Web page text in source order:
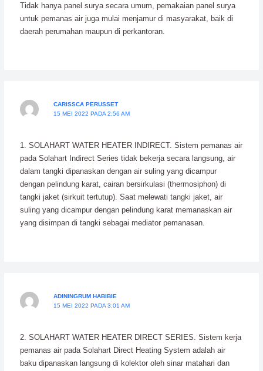
Tidak hanya panel surya secara umum, pemakaian panel surya
untuk pemanas air juga mulai menjamur di masyarakat, baik di
daerah perumahan maupun di perkantoran.
CARISSCA PERUSSET
15 MEI 2022 PADA 2:56 AM
1. SOLAHART WATER HEATER INDIRECT. Sistem pemanas air
pada Solahart Indirect Series tidak bekerja secara langsung, air
dalam tangki dipanaskan dengan air suling yang dicampur
dengan pelindung karat, cairan bersirkulasi (thermosiphon) di
tangki jaket (sirkuit tertutup). Saat melewati tangki jaket, air
suling yang dicampur dengan pelindung karat memanaskan air
yang disimpan di tangki sebagai mediator pemanasan.
ADININGRUM HABIBIE
15 MEI 2022 PADA 3:01 AM
2. SOLAHART WATER HEATER DIRECT SERIES. Sistem kerja
pemanas air pada Solahart Direct Heating System adalah air
baku dipanaskan langsung di kolektor oleh sinar matahari dan